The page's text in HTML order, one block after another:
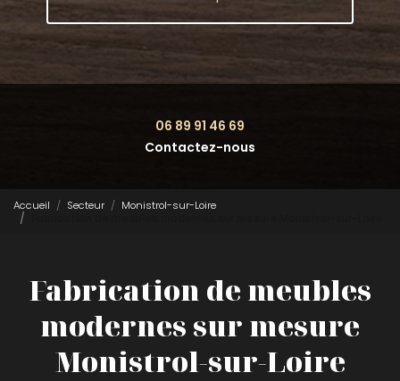
06 89 91 46 69
Contactez-nous
Accueil Secteur
Monistrol-sur-Loire
Fabrication de meubles
modernes sur mesure
Monistrol-sur-Loire